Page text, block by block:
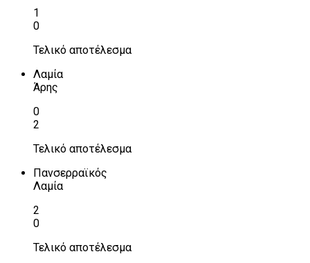
1
0
Τελικό αποτέλεσμα
Λαμία
Άρης
0
2
Τελικό αποτέλεσμα
Πανσερραϊκός
Λαμία
2
0
Τελικό αποτέλεσμα